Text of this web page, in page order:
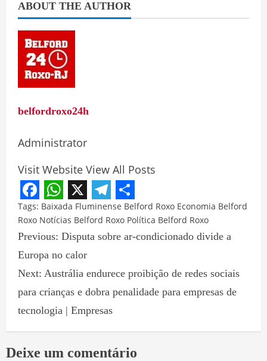
ABOUT THE AUTHOR
belfordroxo24h
Administrator
Visit Website View All Posts
Facebook
WhatsApp
X Telegram
Share
Tags: Baixada Fluminense Belford Roxo Economia Belford
Roxo Notícias Belford Roxo Política Belford Roxo
Previous: Disputa sobre ar-condicionado divide a
Europa no calor
Next: Austrália endurece proibição de redes sociais
para crianças e dobra penalidade para empresas de
tecnologia | Empresas
Deixe um comentário